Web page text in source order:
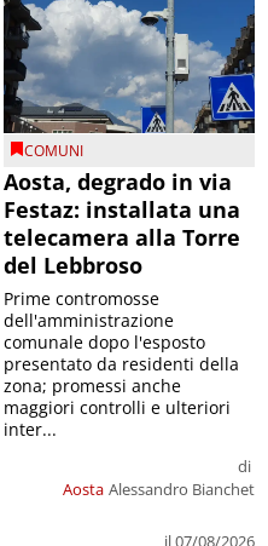
COMUNI
Aosta, degrado in via
Festaz: installata una
telecamera alla Torre
del Lebbroso
Aosta
di
Alessandro Bianchet
il 07/08/2026
Prime contromosse
dell'amministrazione
comunale dopo l'esposto
presentato da residenti della
zona; promessi anche
maggiori controlli e ulteriori
inter...